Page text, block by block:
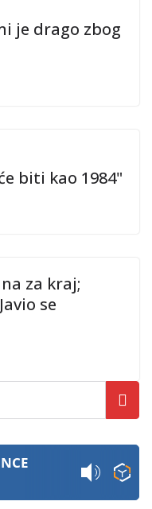
je drago zbog
biti kao 1984"
za kraj;
se